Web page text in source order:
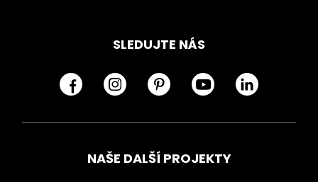
SLEDUJTE NÁS
NAŠE DALŠÍ PROJEKTY